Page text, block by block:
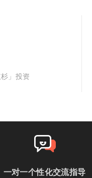
杉」投资
一对一个性化交流指导